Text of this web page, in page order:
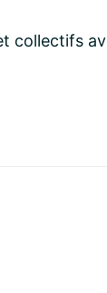
collectifs